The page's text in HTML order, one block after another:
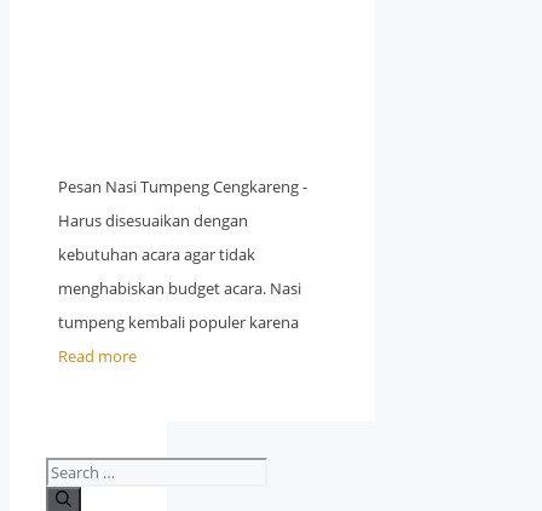
Pesan Nasi Tumpeng Cengkareng -
Harus disesuaikan dengan
kebutuhan acara agar tidak
menghabiskan budget acara. Nasi
tumpeng kembali populer karena
Read more
Search
for: